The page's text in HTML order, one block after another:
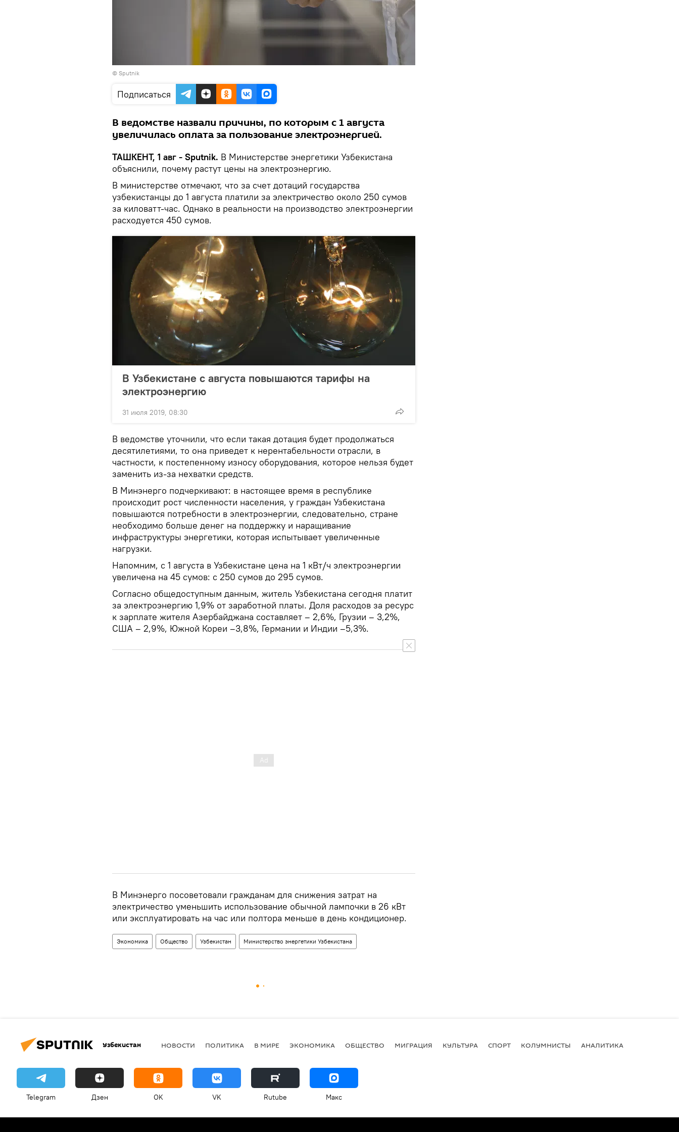
© Sputnik
Подписаться
В ведомстве назвали причины, по которым с 1 августа
увеличилась оплата за пользование электроэнергией.
ТАШКЕНТ, 1 авг - Sputnik. В Министерстве энергетики Узбекистана
объяснили, почему растут цены на электроэнергию.
В министерстве отмечают, что за счет дотаций государства
узбекистанцы до 1 августа платили за электричество около 250 сумов
за киловатт-час. Однако в реальности на производство электроэнергии
расходуется 450 сумов.
В Узбекистане с августа повышаются тарифы на
электроэнергию
31 июля 2019, 08:30
В ведомстве уточнили, что если такая дотация будет продолжаться
десятилетиями, то она приведет к нерентабельности отрасли, в
частности, к постепенному износу оборудования, которое нельзя будет
заменить из-за нехватки средств.
В Минэнерго подчеркивают: в настоящее время в республике
происходит рост численности населения, у граждан Узбекистана
повышаются потребности в электроэнергии, следовательно, стране
необходимо больше денег на поддержку и наращивание
инфраструктуры энергетики, которая испытывает увеличенные
нагрузки.
Напомним, с 1 августа в Узбекистане цена на 1 кВт/ч электроэнергии
увеличена на 45 сумов: с 250 сумов до 295 сумов.
Согласно общедоступным данным, житель Узбекистана сегодня платит
за электроэнергию 1,9% от заработной платы. Доля расходов за ресурс
к зарплате жителя Азербайджана составляет – 2,6%, Грузии – 3,2%,
США – 2,9%, Южной Кореи –3,8%, Германии и Индии –5,3%.
В Минэнерго посоветовали гражданам для снижения затрат на
электричество уменьшить использование обычной лампочки в 26 кВт
или эксплуатировать на час или полтора меньше в день кондиционер.
Экономика Общество Узбекистан Министерство энергетики Узбекистана
Узбекистан НОВОСТИ ПОЛИТИКА В МИРЕ ЭКОНОМИКА ОБЩЕСТВО МИГРАЦИЯ КУЛЬТУРА СПОРТ КОЛУМНИСТЫ АНАЛИТИКА
Telegram Дзен OK VK Rutube Макс